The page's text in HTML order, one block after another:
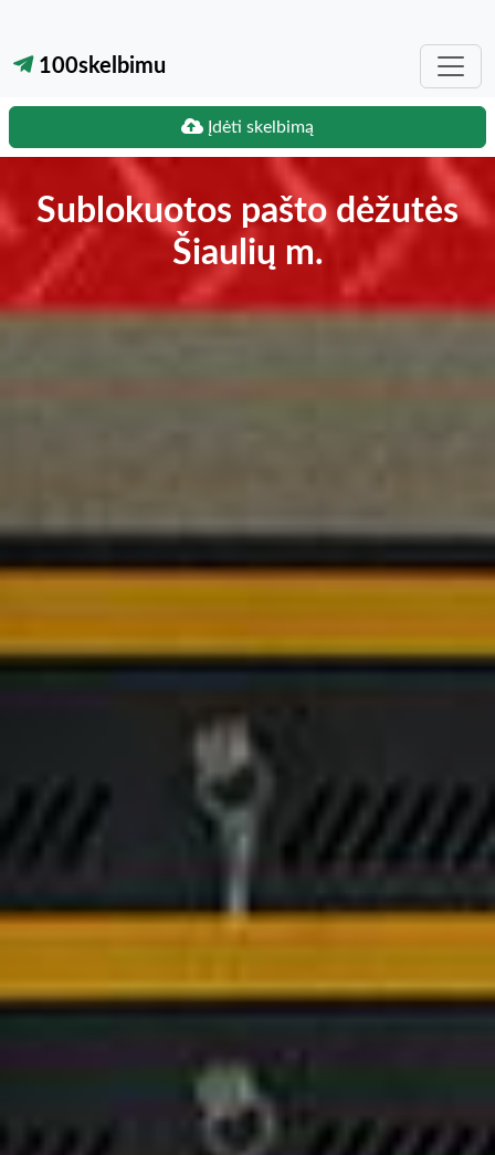
100skelbimu
Įdėti skelbimą
Sublokuotos pašto dėžutės
Šiaulių m.